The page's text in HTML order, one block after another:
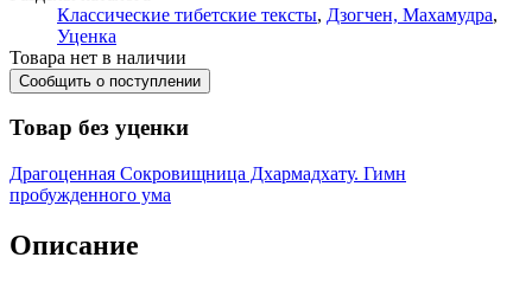
Классические тибетские тексты, Дзогчен, Махамудра,
Уценка
Товара нет в наличии
Сообщить о поступлении
Товар без уценки
Драгоценная Сокровищница Дхармадхату. Гимн
пробужденного ума
Описание